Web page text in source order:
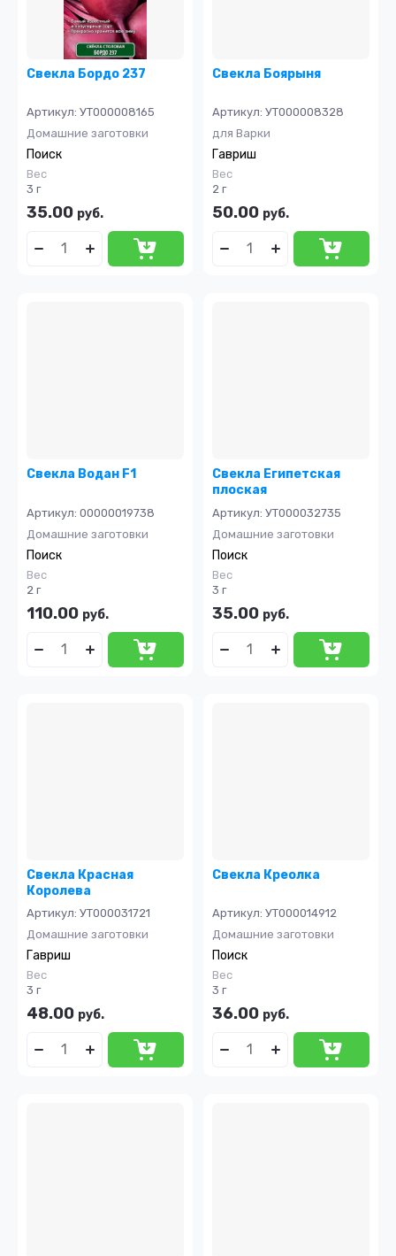
Свекла Бордо 237
Артикул: УТ000008165
Домашние заготовки
Поиск
Вес
3 г
35.00 руб.
Свекла Боярыня
Артикул: УТ000008328
для Варки
Гавриш
Вес
2 г
50.00 руб.
Свекла Водан F1
Артикул: 00000019738
Домашние заготовки
Поиск
Вес
2 г
110.00 руб.
Свекла Египетская
плоская
Артикул: УТ000032735
Домашние заготовки
Поиск
Вес
3 г
35.00 руб.
Свекла Красная
Королева
Артикул: УТ000031721
Домашние заготовки
Гавриш
Вес
3 г
48.00 руб.
Свекла Креолка
Артикул: УТ000014912
Домашние заготовки
Поиск
Вес
3 г
36.00 руб.